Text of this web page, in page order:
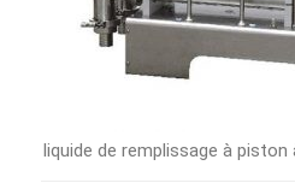
liquide de remplissage à piston